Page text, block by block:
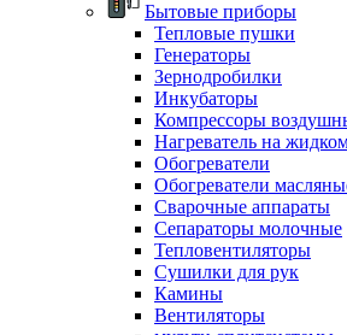
Бытовые приборы
Тепловые пушки
Генераторы
Зернодробилки
Инкубаторы
Компрессоры
Нагреватель на
Обогреватели
Обогреватели
Сварочные аппараты
Сепараторы молочные
Тепловентиляторы
Сушилки для рук
Камины
Вентиляторы